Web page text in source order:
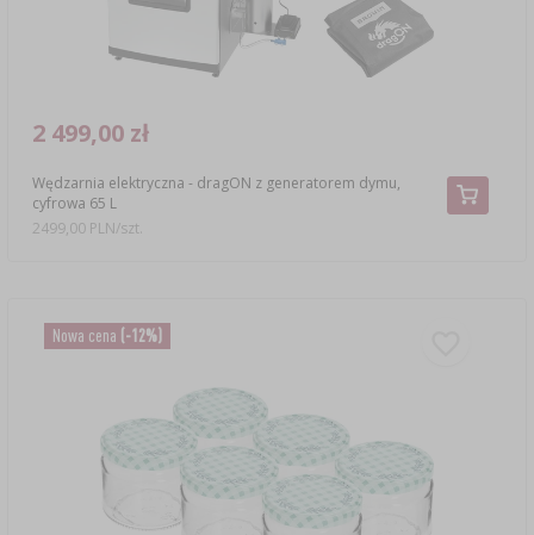
Wędzarnia elektryczna - dragON z generatorem dymu,
cyfrowa 65 L
2 499,00 zł
2499,00 PLN/szt.
Nowa cena (-12%)